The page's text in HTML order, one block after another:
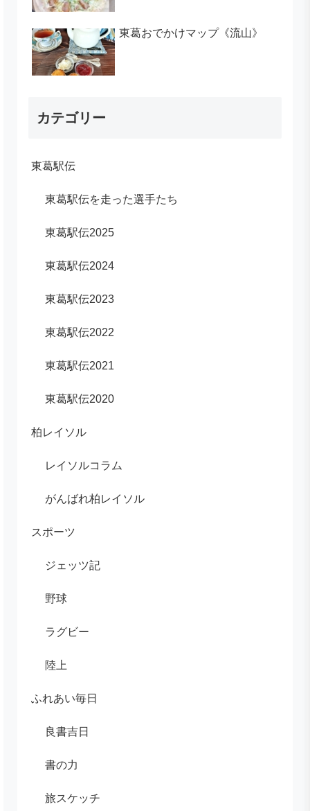
東葛おでかけマップ《流山》
カテゴリー
東葛駅伝
東葛駅伝を走った選手たち
東葛駅伝2025
東葛駅伝2024
東葛駅伝2023
東葛駅伝2022
東葛駅伝2021
東葛駅伝2020
柏レイソル
レイソルコラム
がんばれ柏レイソル
スポーツ
ジェッツ記
野球
ラグビー
陸上
ふれあい毎日
良書吉日
書の力
旅スケッチ